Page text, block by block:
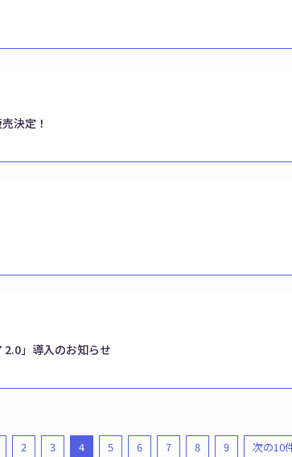
決定！
2.0」導入のお知らせ
2 3 4 5 6 7 8 9 次の10